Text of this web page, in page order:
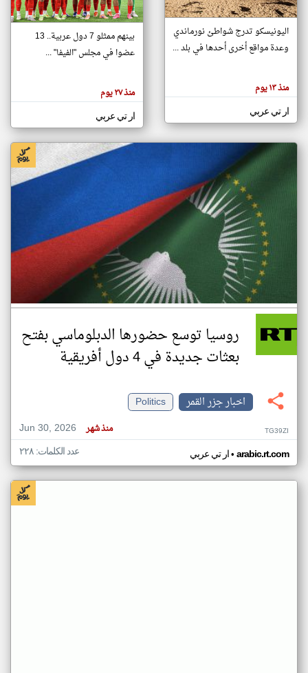
تغيير الدولة
اخبار جزر القمر على مدار الساعة
أهم اخبار جزر القمر العاجلة والمباشرة
هنا عن
وجهة
كاتبيها.
اليونيسكو تدرج شواطئ نورماندي
وعدة مواقع أخرى أحدها في بلد ...
منذ ١٣ يوم
ار تي عربي
بينهم ممثلو 7 دول عربية.. 13
عضوا في مجلس "الفيفا" ...
منذ ٢٧ يوم
ار تي عربي
روسيا توسع حضورها الدبلوماسي بفتح
بعثات جديدة في 4 دول أفريقية
اخبار جزر القمر
Politics
Jun 30, 2026
منذ شهر TG39ZI
ار تي عربي• arabic.rt.com عدد الكلمات: ٢٢٨
klyoum.com